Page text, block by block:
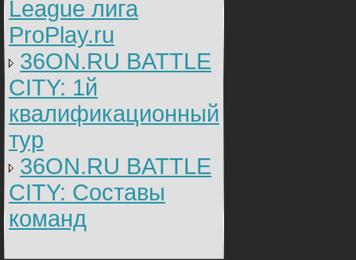
League лига
ProPlay.ru
36ON.RU BATTLE
CITY: 1й
квалификационный
тур
36ON.RU BATTLE
CITY: Составы
команд